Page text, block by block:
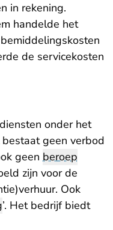
in rekening.
handelde het
de servicekosten
onder het
geen verbod
geen beroep
zijn voor de
Ook
’. Het bedrijf biedt